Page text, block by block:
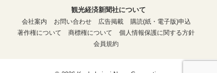
観光経済新聞社について
会社案内
お問い合わせ 広告掲載
購読(紙・電子版)申込
著作権について
商標権について
個人情報保護に関する方針
会員規約